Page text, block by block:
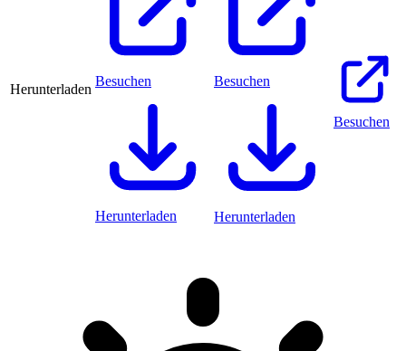
Herunterladen
Besuchen
Herunterladen
Besuchen
Herunterladen
Besuchen